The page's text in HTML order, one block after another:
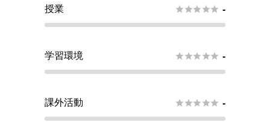
授業  -
学習環境  -
課外活動  -